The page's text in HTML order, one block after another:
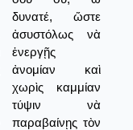
δυνατέ, ὥστε
ἀσυστόλως νὰ
ἐνεργῇς
ἀνομίαν καὶ
χωρὶς καμμίαν
τύψιν νὰ
παραβαίνῃς τὸν